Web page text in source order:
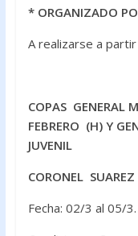
* ORGANIZADO
A realizarse a
COPAS GENERAL
FEBRERO (H) Y
JUVENIL
CORONEL
Fecha: 02/3 al 05/3.